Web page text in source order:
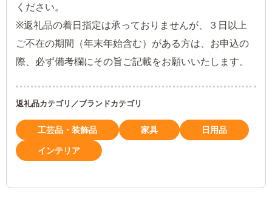
ください。
※返礼品の着日指定は承っておりませんが、３日以上
ご不在の期間（年末年始含む）がある方は、お申込の
際、必ず備考欄にその旨ご記載をお願いいたします。
返礼品カテゴリ／ブランドカテゴリ
工芸品・装飾品 家具 日用品
インテリア